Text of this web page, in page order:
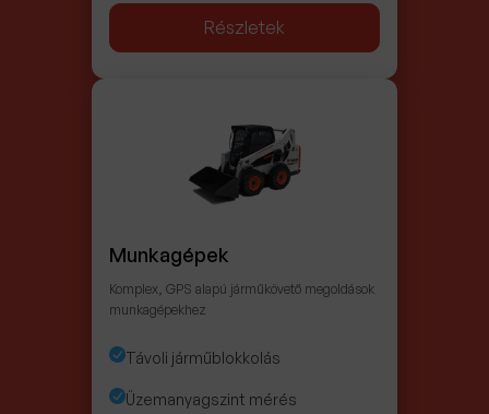
Részletek
Munkagépek
Komplex, GPS alapú járműkövető megoldások
munkagépekhez
Távoli járműblokkolás
Üzemanyagszint mérés